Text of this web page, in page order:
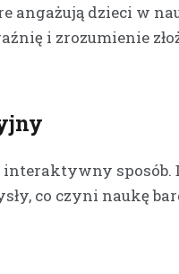
dzieci w
i zrozumienie
interaktywny sposób.
co czyni naukę